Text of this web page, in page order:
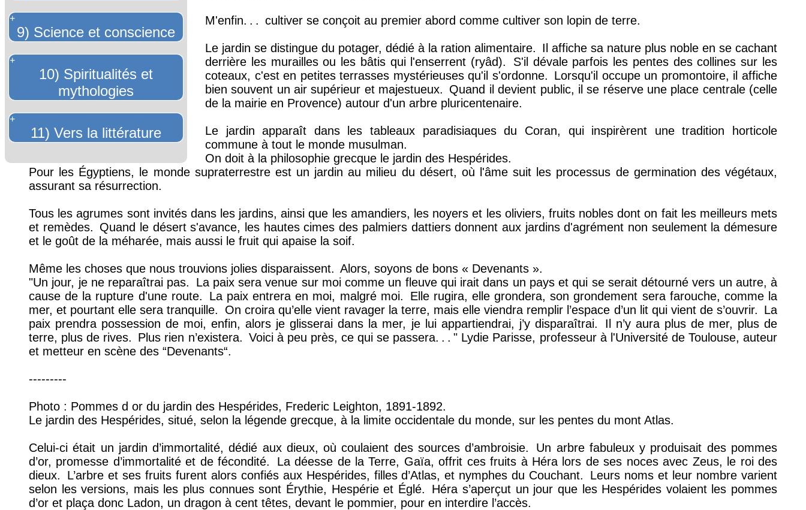
+
9) Science et conscience
+
10) Spiritualités et
mythologies
+
11) Vers la littérature
M'enfin. . . cultiver se conçoit au premier abord comme cultiver son lopin de terre.
Le jardin se distingue du potager, dédié à la ration alimentaire. Il affiche sa nature plus noble en se cachant
derrière les murailles ou les bâtis qui l'enserrent (ryâd).
S'il dévale parfois les pentes des collines sur les
coteaux, c'est en petites terrasses mystérieuses qu'il s'ordonne. Lorsqu'il occupe un promontoire, il affiche
bien souvent un air supérieur et majestueux. Quand il devient public, il se réserve une place centrale (celle
de la mairie en Provence) autour d'un arbre pluricentenaire.
Le jardin apparaît dans les tableaux paradisiaques du Coran, qui inspirèrent une tradition horticole
commune à tout le monde musulman.
On doit à la philosophie grecque le jardin des Hespérides.
Pour les Égyptiens, le monde supraterrestre est un jardin au milieu du désert, où l'âme suit les processus de germination des végétaux,
assurant sa résurrection.
Tous les agrumes sont invités dans les jardins, ainsi que les amandiers, les noyers et les oliviers, fruits nobles dont on fait les meilleurs mets
et remèdes. Quand le désert s'avance, les hautes cimes des palmiers dattiers donnent aux jardins d'agrément non seulement la démesure
et le goût de la méharée, mais aussi le fruit qui apaise la soif.
Même les choses que nous trouvions jolies disparaissent. Alors, soyons de bons « Devenants ».
"Un jour, je ne reparaîtrai pas.
La paix sera venue sur moi comme un fleuve qui irait dans un pays et qui se serait détourné vers un autre, à
cause de la rupture d'une route.
La paix entrera en moi, malgré moi.
Elle rugira, elle grondera, son grondement sera farouche, comme la
mer, et pourtant elle sera tranquille.
On croira qu’elle vient ravager la terre, mais elle viendra remplir l’espace d’un lit qui vient de s’ouvrir. La
paix prendra possession de moi, enfin, alors je glisserai dans la mer, je lui appartiendrai, j’y disparaîtrai.
Il n’y aura plus de mer, plus de
terre, plus de rives. Plus rien n’existera. Voici à peu près, ce qui se passera. . . " Lydie Parisse, professeur à l'Université de Toulouse, auteur
et metteur en scène des “Devenants“.
---------
Photo : Pommes d or du jardin des Hespérides, Frederic Leighton, 1891-1892.
Le jardin des Hespérides, situé, selon la légende grecque, à la limite occidentale du monde, sur les pentes du mont Atlas.
Celui-ci était un jardin d’immortalité, dédié aux dieux, où coulaient des sources d’ambroisie.
Un arbre fabuleux y produisait des pommes
d’or, promesse d’immortalité et de fécondité.
La déesse de la Terre, Gaïa, offrit ces fruits à Héra lors de ses noces avec Zeus, le roi des
dieux.
L’arbre et ses fruits furent alors confiés aux Hespérides, filles d’Atlas, et nymphes du Couchant.
Leurs noms et leur nombre varient
selon les versions, mais les plus connues sont Érythie, Hespérie et Églé.
Héra s’aperçut un jour que les Hespérides volaient les pommes
d’or et plaça donc Ladon, un dragon à cent têtes, devant le pommier, pour en interdire l’accès.